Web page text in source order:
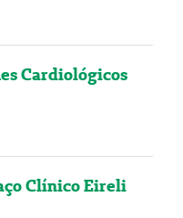
Cardiológicos
Clínico Eireli